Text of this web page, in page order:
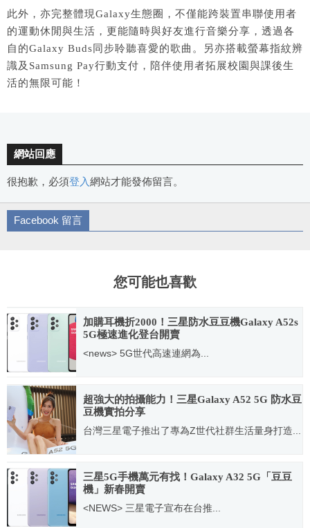
此外，亦完整體現Galaxy生態圈，不僅能跨裝置串聯使用者
的運動休閒與生活，更能隨時與好友進行音樂分享，透過各
自的Galaxy Buds同步聆聽喜愛的歌曲。另亦搭載螢幕指紋辨
識及Samsung Pay行動支付，陪伴使用者拓展校園與課後生
活的無限可能！
網站回應
很抱歉，必須登入網站才能發佈留言。
Facebook 留言
您可能也喜歡
加購耳機折2000！三星防水豆豆機Galaxy A52s
5G極速進化登台開賣
<news> 5G世代高速連網為...
2021.09.06
超強大的拍攝能力！三星Galaxy A52 5G 防水豆
豆機實拍分享
台灣三星電子推出了專為Z世代社群生活量身打造...
三星5G手機萬元有找！Galaxy A32 5G「豆豆
機」新春開賣
<NEWS> 三星電子宣布在台推...